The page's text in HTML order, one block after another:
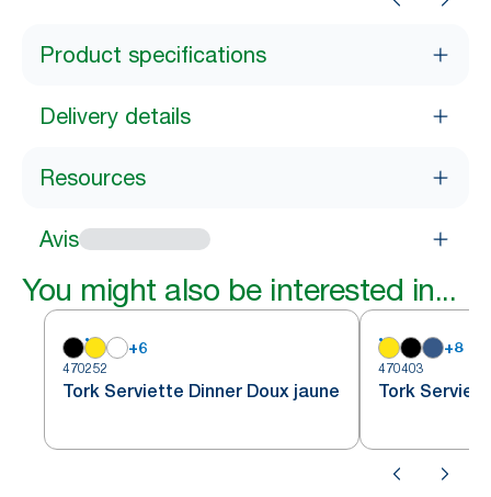
Product specifications
Delivery details
Resources
Avis
You might also be interested in...
+6
470252
Tork Serviette Dinner Doux jaune
+8
470403
Tork